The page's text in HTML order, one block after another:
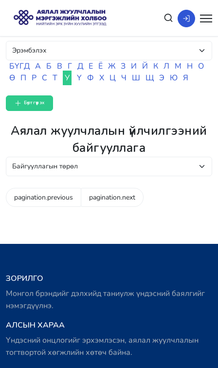
БҮГД А Б В Г Д Е Ё Ж З И Й К Л М Н О
Ө П Р С Т У Ү Ф Х Ц Ч Ш Щ Э Ю Я
Бүртгүүлэх
Аялал жуулчлалын үйлчилгээний
байгууллага
pagination.previous pagination.next
ЗОРИЛГО
Монгол брэндийг дэлхийд таниулж үндэсний баялгийг
нэмэгдүүлнэ.
АЛСЫН ХАРАА
Үндэсний онцлогийг эрхэмлэсэн, аялал жуулчлалын
тогтвортой хөгжлийн хөтөч байна.